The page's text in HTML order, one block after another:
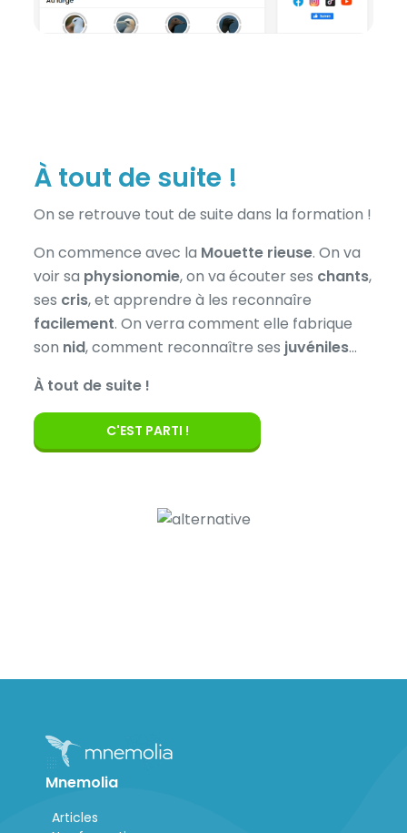
À tout de suite !
On se retrouve tout de suite dans la formation !
On commence avec la Mouette rieuse. On va
voir sa physionomie, on va écouter ses chants,
ses cris, et apprendre à les reconnaîre
facilement. On verra comment elle fabrique
son nid, comment reconnaître ses juvéniles…
À tout de suite !
C'EST PARTI !
Mnemolia
Articles